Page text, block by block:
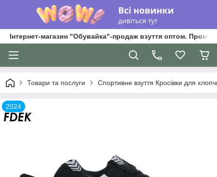
Інтернет-магазин "Обувайка"-продаж взуття оптом.
Товари та послуги Спортивне взуття Кросівки для
2024